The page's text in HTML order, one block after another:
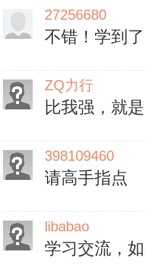
27256680
不错！学到了
ZQ力行
比我强，就
398109460
请高手指点
libabao
学习交流，